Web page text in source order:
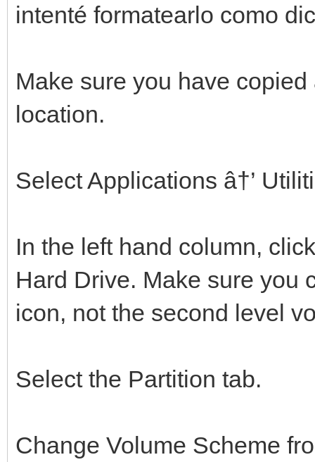
intenté formatearlo como
Make sure you have
location.
Select Applications â†’
In the left hand column,
Hard Drive. Make sure you
icon, not the second level
Select the Partition tab.
Change Volume Scheme